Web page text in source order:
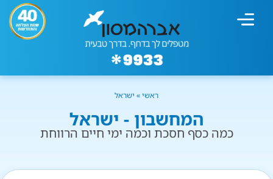
ראשי» ישראל
המחשבון - ישראל
כמה כסף חסכת וכמה ימי חיים הרווחת